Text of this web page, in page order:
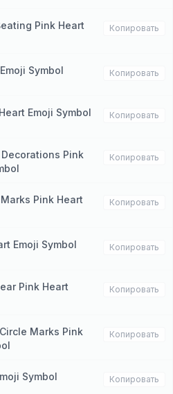
Pink Heart
Копировать
Symbol Копировать
Emoji Symbol Копировать
Pink
Копировать
Pink Heart
Копировать
Emoji Symbol Копировать
Pink Heart
Копировать
Marks Pink
Копировать
Symbol Копировать